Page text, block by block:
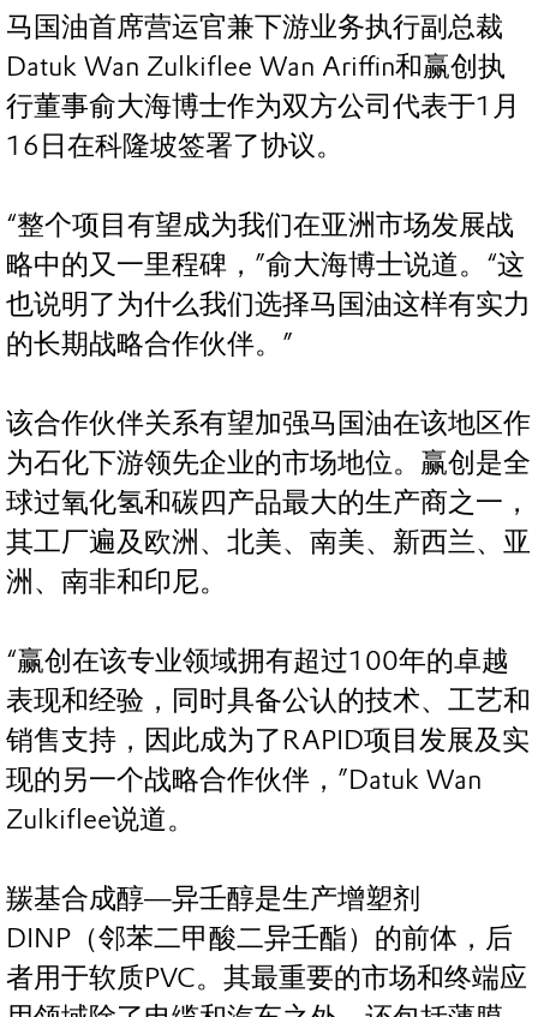
马国油首席营运官兼下游业务执行副总裁
Datuk Wan Zulkiflee Wan Ariffin和赢创执
行董事俞大海博士作为双方公司代表于1月
16日在科隆坡签署了协议。
“整个项目有望成为我们在亚洲市场发展战
略中的又一里程碑，”俞大海博士说道。“这
也说明了为什么我们选择马国油这样有实力
的长期战略合作伙伴。”
该合作伙伴关系有望加强马国油在该地区作
为石化下游领先企业的市场地位。赢创是全
球过氧化氢和碳四产品最大的生产商之一，
其工厂遍及欧洲、北美、南美、新西兰、亚
洲、南非和印尼。
“赢创在该专业领域拥有超过100年的卓越
表现和经验，同时具备公认的技术、工艺和
销售支持，因此成为了RAPID项目发展及实
现的另一个战略合作伙伴，”Datuk Wan
Zulkiflee说道。
羰基合成醇—异壬醇是生产增塑剂
DINP（邻苯二甲酸二异壬酯）的前体，后
者用于软质PVC。其最重要的市场和终端应